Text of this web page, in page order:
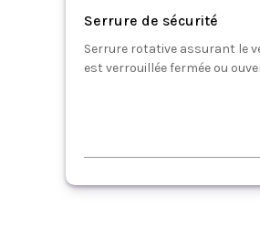
Serrure de sécurité
Serrure rotative assurant le
est verrouillée fermée ou